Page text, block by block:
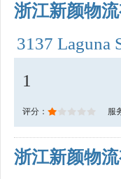
浙江新颜物
3137 Laguna
1
评分： 服
浙江新颜物